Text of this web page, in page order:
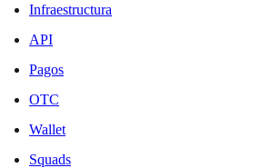
Infraestructura
API
Pagos
OTC
Wallet
Squads